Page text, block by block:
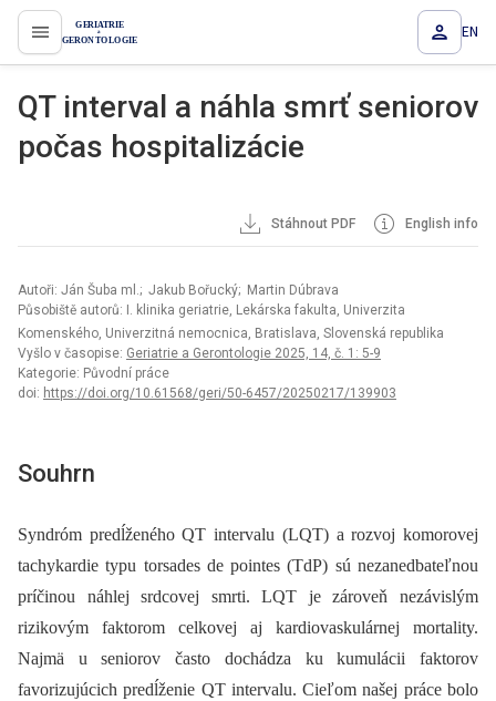
proLékaře.cz EN
QT interval a náhla smrť seniorov
počas hospitalizácie
Stáhnout PDF English info
Autoři: Ján Šuba ml.; Jakub Bořucký; Martin Dúbrava
Působiště autorů: I. klinika geriatrie, Lekárska fakulta, Univerzita
Komenského, Univerzitná nemocnica, Bratislava, Slovenská republika
Vyšlo v časopise: Geriatrie a Gerontologie 2025, 14, č. 1: 5-9
Kategorie: Původní práce
doi: https://doi.org/10.61568/geri/50-6457/20250217/139903
Souhrn
Syndróm predĺženého QT intervalu (LQT) a rozvoj komorovej
tachykardie typu torsades de pointes (TdP) sú nezanedbateľnou
príčinou náhlej srdcovej smrti. LQT je zároveň nezávislým
rizikovým faktorom celkovej aj kardiovaskulárnej mortality.
Najmä u seniorov často dochádza ku kumulácii faktorov
favorizujúcich predĺženie QT intervalu. Cieľom našej práce bolo